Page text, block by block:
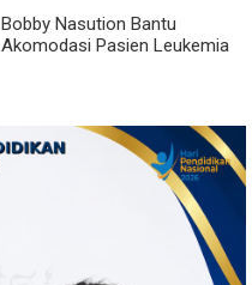
Bobby Nasution Bantu
Akomodasi Pasien Leukemia